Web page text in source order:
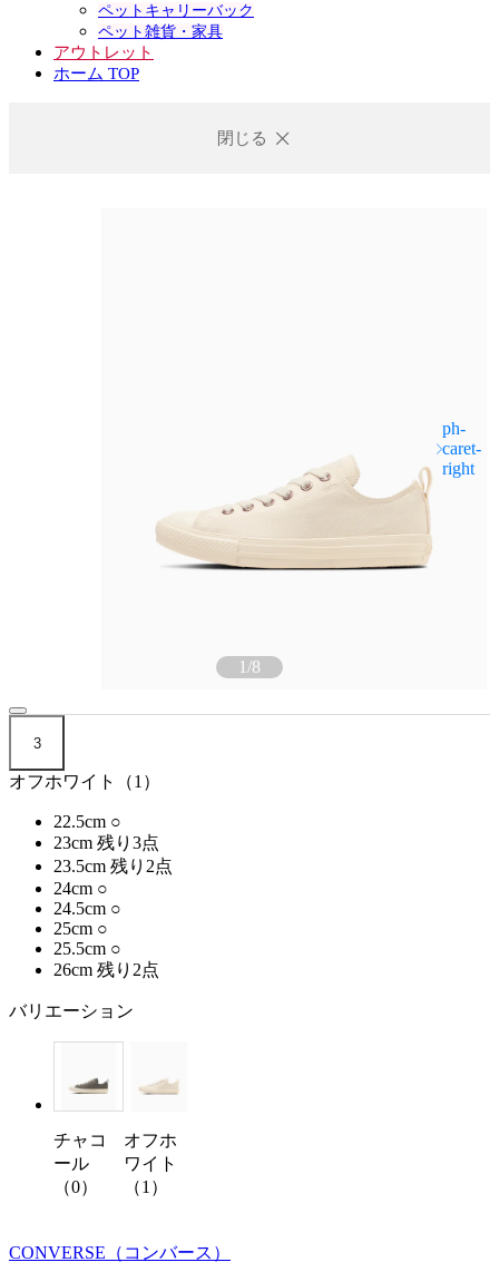
ペットキャリーバック
ペット雑貨・家具
アウトレット
ホーム TOP
閉じる
1/8
3
オフホワイト（1）
22.5cm ○
23cm 残り3点
23.5cm 残り2点
24cm ○
24.5cm ○
25cm ○
25.5cm ○
26cm 残り2点
バリエーション
チャコ
ール
（0）
オフホ
ワイト
（1）
CONVERSE （コンバース）